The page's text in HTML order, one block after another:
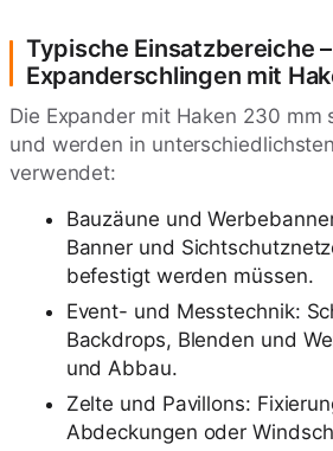
Typische Einsatzbereiche –
Expanderschlingen mit
Die Expander mit Haken 230 mm
und werden in
verwendet:
Bauzäune und
Banner und
befestigt werden müssen.
Event- und Messtechnik:
Backdrops, Blenden und
und Abbau.
Zelte und Pavillons:
Abdeckungen oder